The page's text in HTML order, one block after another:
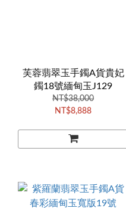
芙蓉翡翠玉手鐲A貨貴妃
鐲18號緬甸玉J129
NT$38,000
NT$8,888